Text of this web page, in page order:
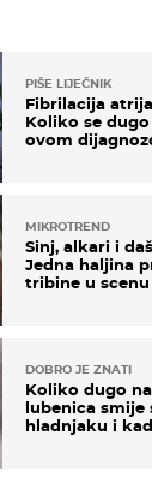
PIŠE LIJEČNIK
Fibrilacija
Koliko se
ovom
MIKROTREND
Sinj, alkari i
Jedna haljina
tribine u
DOBRO JE ZNATI
Koliko dugo
lubenica smije
hladnjaku i